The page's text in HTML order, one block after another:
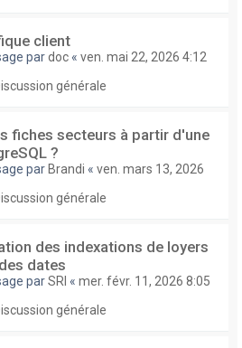
client
pardoc « ven. mai 22, 2026 4:12
générale
fiches secteurs à partir d'une
?
par Brandi « ven. mars 13, 2026
générale
des indexations de loyers
dates
parSRI « mer. févr. 11, 2026 8:05
générale